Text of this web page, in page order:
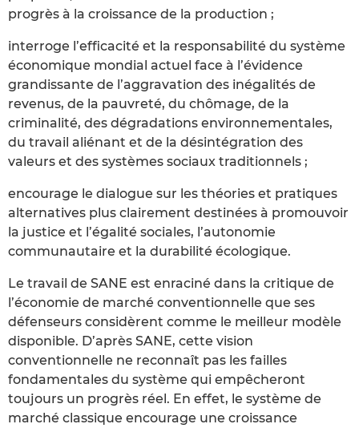
progrès à la croissance de la production ;
interroge l’efficacité et la responsabilité du système
économique mondial actuel face à l’évidence
grandissante de l’aggravation des inégalités de
revenus, de la pauvreté, du chômage, de la
criminalité, des dégradations environnementales,
du travail aliénant et de la désintégration des
valeurs et des systèmes sociaux traditionnels ;
encourage le dialogue sur les théories et pratiques
alternatives plus clairement destinées à promouvoir
la justice et l’égalité sociales, l’autonomie
communautaire et la durabilité écologique.
Le travail de SANE est enraciné dans la critique de
l’économie de marché conventionnelle que ses
défenseurs considèrent comme le meilleur modèle
disponible. D’après SANE, cette vision
conventionnelle ne reconnaît pas les failles
fondamentales du système qui empêcheront
toujours un progrès réel. En effet, le système de
marché classique encourage une croissance